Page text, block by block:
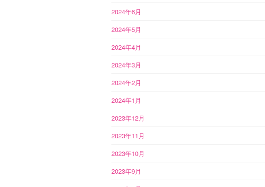
2024年6月
2024年5月
2024年4月
2024年3月
2024年2月
2024年1月
2023年12月
2023年11月
2023年10月
2023年9月